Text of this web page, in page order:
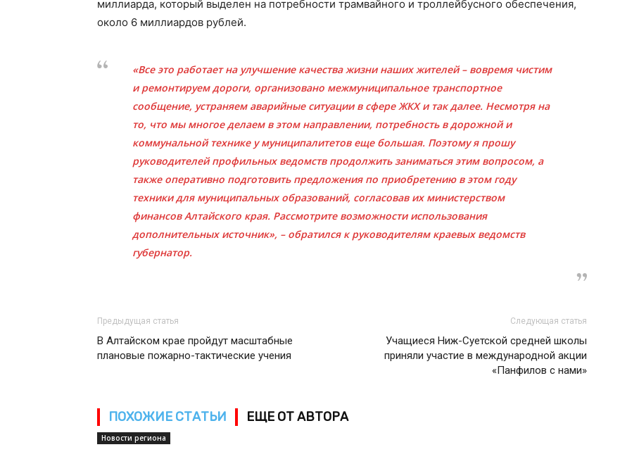
миллиарда, который выделен на потребности трамвайного и троллейбусного обеспечения,
около 6 миллиардов рублей.
«Все это работает на улучшение качества жизни наших жителей – вовремя чистим
и ремонтируем дороги, организовано межмуниципальное транспортное
сообщение, устраняем аварийные ситуации в сфере ЖКХ и так далее. Несмотря на
то, что мы многое делаем в этом направлении, потребность в дорожной и
коммунальной технике у муниципалитетов еще большая. Поэтому я прошу
руководителей профильных ведомств продолжить заниматься этим вопросом, а
также оперативно подготовить предложения по приобретению в этом году
техники для муниципальных образований, согласовав их министерством
финансов Алтайского края. Рассмотрите возможности использования
дополнительных источник», – обратился к руководителям краевых ведомств
губернатор.
Предыдущая статья
В Алтайском крае пройдут масштабные
плановые пожарно-тактические учения
Следующая статья
Учащиеся Ниж-Суетской средней школы
приняли участие в международной акции
«Панфилов с нами»
ПОХОЖИЕ СТАТЬИ ЕЩЕ ОТ АВТОРА
Новости региона